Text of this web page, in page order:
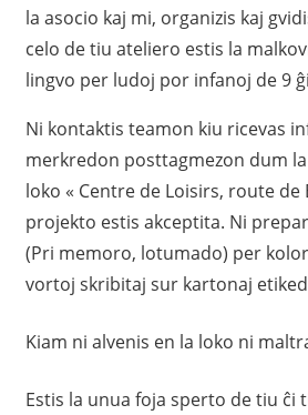
la asocio kaj mi, organizis kaj
celo de tiu ateliero estis la
lingvo per ludoj por infanoj de 9
Ni kontaktis teamon kiu ricevas
merkredon posttagmezon dum
loko « Centre de Loisirs, route de
projekto estis akceptita. Ni
(Pri memoro, lotumado) per
vortoj skribitaj sur kartonaj
Kiam ni alvenis en la loko ni
Estis la unua foja sperto de tiu ĉi